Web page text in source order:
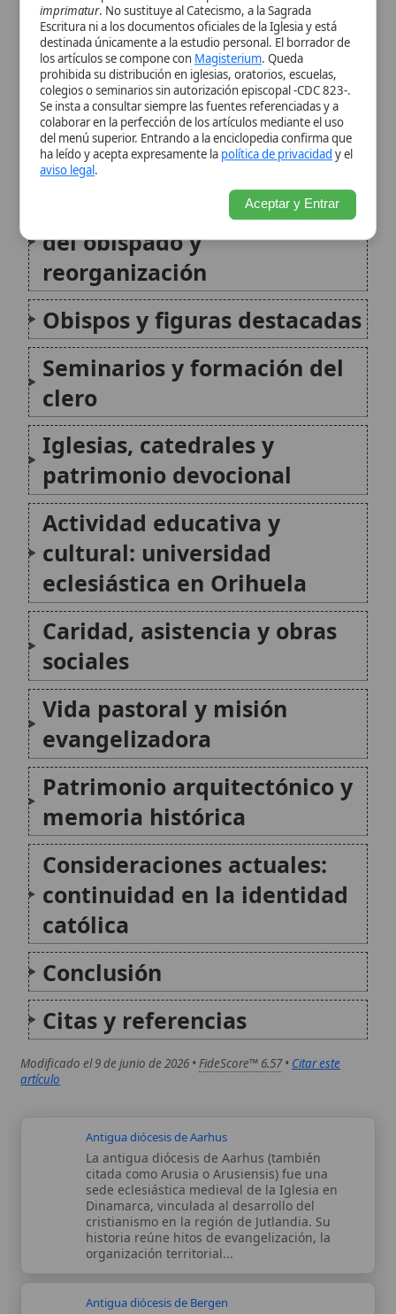
reorganización
Obispos y figuras destacadas
Seminarios y formación del
clero
Iglesias, catedrales y
patrimonio devocional
Actividad educativa y
cultural: universidad
eclesiástica en Orihuela
Caridad, asistencia y obras
sociales
Vida pastoral y misión
evangelizadora
Patrimonio arquitectónico y
memoria histórica
Consideraciones actuales:
continuidad en la identidad
católica
Conclusión
Citas y referencias
Modificado el 9 de junio de 2026 •FideScore™ 6.57
artículo
Antigua diócesis de Aarhus
La antigua diócesis de Aarhus (también
sede eclesiástica medieval de la Iglesia en
cristianismo en la región de Jutlandia. Su
historia reúne hitos de evangelización, la
organización territorial...
Antigua diócesis de Bergen
La antigua diócesis de Bergen fue una
circunscripción eclesiástica católica de la
Noruega medieval, centrada en la ciudad
portuaria de Bergen. Su historia se
caracteriza por la consolidación de su
condición de sede episcopal, la celebración
de múltiples concilios provinciales...
Autor:Comité editorial
Artículo supervisado por el Comité
editorial de Wikitólica. Las afirmaciones
del artículo están basadas y contrastadas
usando fuentes catolicas: escritos
patrísticos, de santos, artículos
teológicos, documentos históricos, actas
de concilios, encíclicas, fuentes
la Iglesia.Proceso editorial →